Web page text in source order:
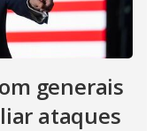
generais
ataques